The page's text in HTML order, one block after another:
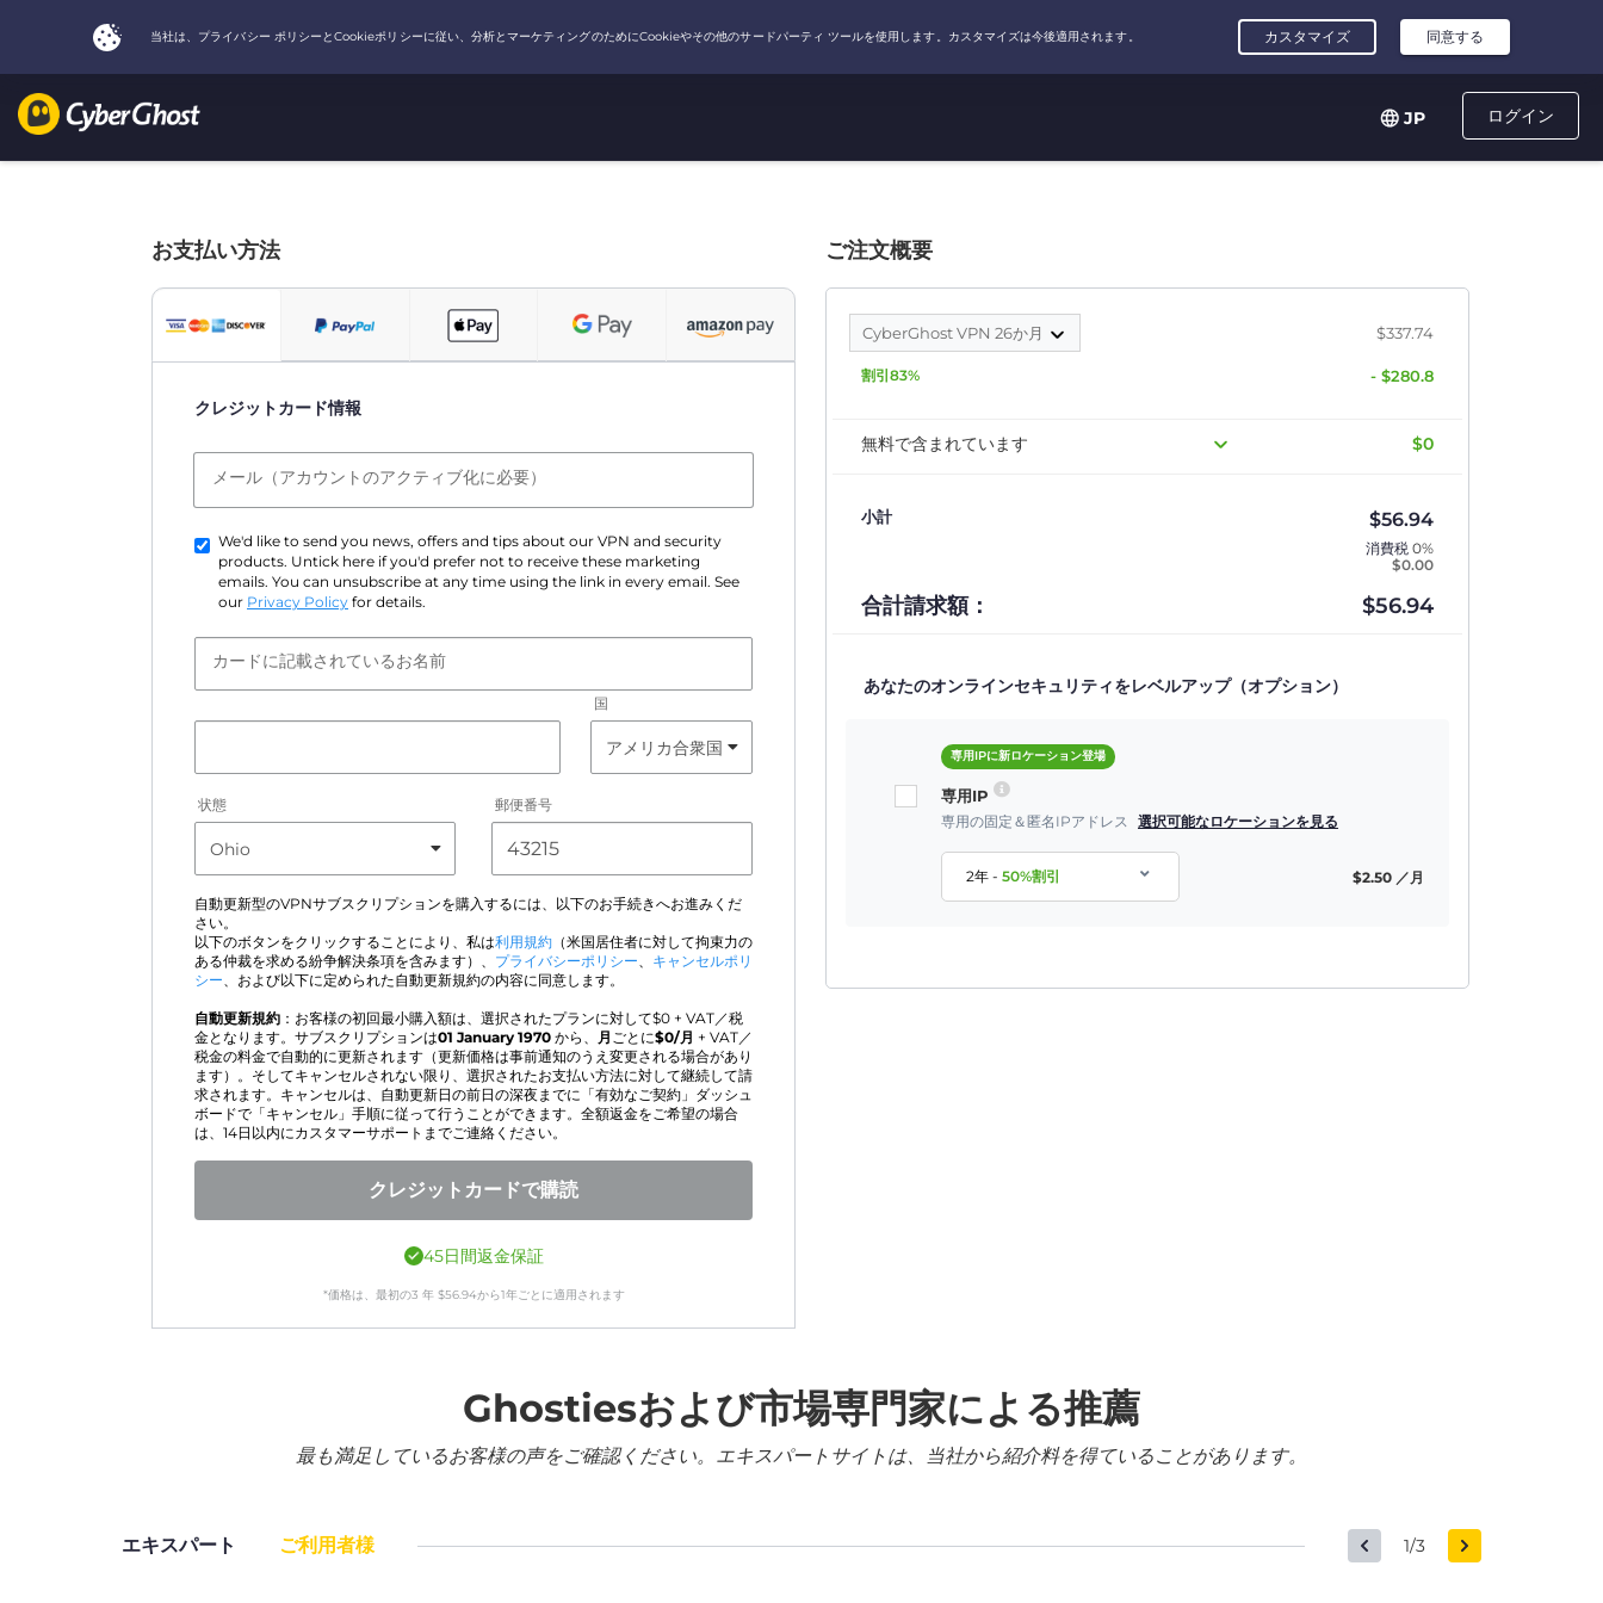
ログイン
JP
お支払い方法
クレジットカード情報
メール（アカウントのアクティブ化に必要）
We'd like to send you news, offers and tips about our VPN and security
products. Untick here if you'd prefer not to receive these marketing
emails. You can unsubscribe at any time using the link in every email. See
our Privacy Policy for details.
カードに記載されているお名前
国
状態 郵便番号
自動更新型のVPNサブスクリプションを購入するには、以下のお手続きへお進みくだ
さい。
以下のボタンをクリックすることにより、私は利用規約 （米国居住者に対して拘束力の
ある仲裁を求める紛争解決条項を含みます）、 プライバシーポリシー、 キャンセルポリ
シー、および以下に定められた自動更新規約の内容に同意します。
自動更新規約 ：お客様の初回最小購入額は、選択されたプランに対して$0 + VAT／税
金となります。サブスクリプションは01 January 1970 から、 月 ごとに$0/月 + VAT／
税金の料金で自動的に更新されます（更新価格は事前通知のうえ変更される場合があり
ます）。そしてキャンセルされない限り、選択されたお支払い方法に対して継続して請
求されます。キャンセルは、自動更新日の前日の深夜までに「有効なご契約」ダッシュ
ボードで「キャンセル」手順に従って行うことができます。全額返金をご希望の場合
は、14日以内にカスタマーサポートまでご連絡ください。
クレジットカードで購読
45日間返金保証
*価格は、最初の3 年 $56.94から1年ごとに適用されます
ご注文概要
CyberGhost VPN 26か月 $337.74
割引83% - $280.8
無料で含まれています $0
小計 $56.94
消費税 0%
$0.00
合計請求額： $56.94
あなたのオンラインセキュリティをレベルアップ（オプション）
専用IPに新ロケーション登場
専用IP
専用の固定＆匿名IPアドレス 選択可能なロケーションを見る
2年-50%割引 $2.50 ／月
Ghostiesおよび市場専門家による推薦
最も満足しているお客様の声をご確認ください。エキスパートサイトは、当社から紹介料を得ていることがあります。
エキスパート ご利用者様 1/3